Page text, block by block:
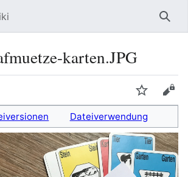
karten.JPG
Dateiverwendung